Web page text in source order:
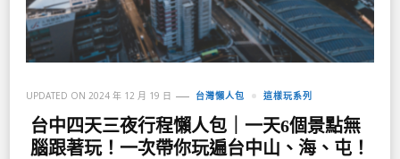
UPDATED ON 2024 年 12 月 19 日 台灣懶人包 這樣玩系列
台中四天三夜行程懶人包｜一天6個景點無
腦跟著玩！一次帶你玩遍台中山、海、屯！